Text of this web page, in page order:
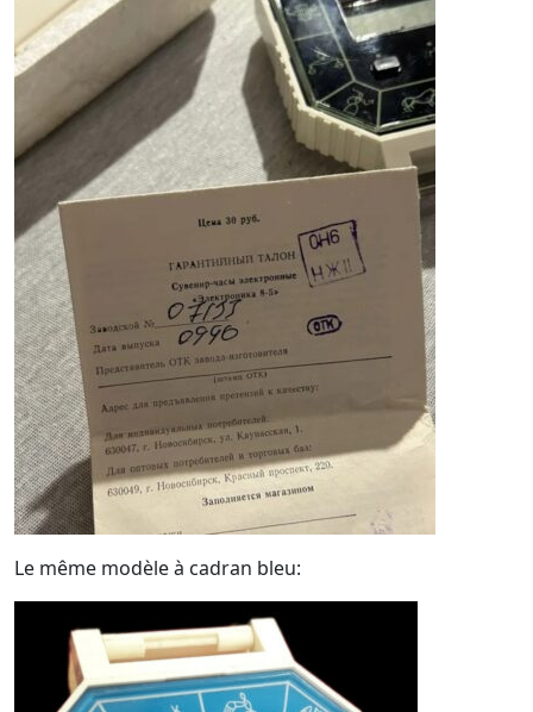
Le même modèle à cadran bleu: